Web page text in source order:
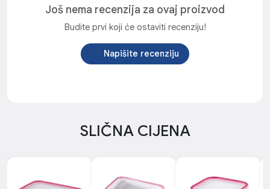
Još nema recenzija za ovaj proizvod
Budite prvi koji će ostaviti recenziju!
Napišite recenziju
SLIČNA CIJENA